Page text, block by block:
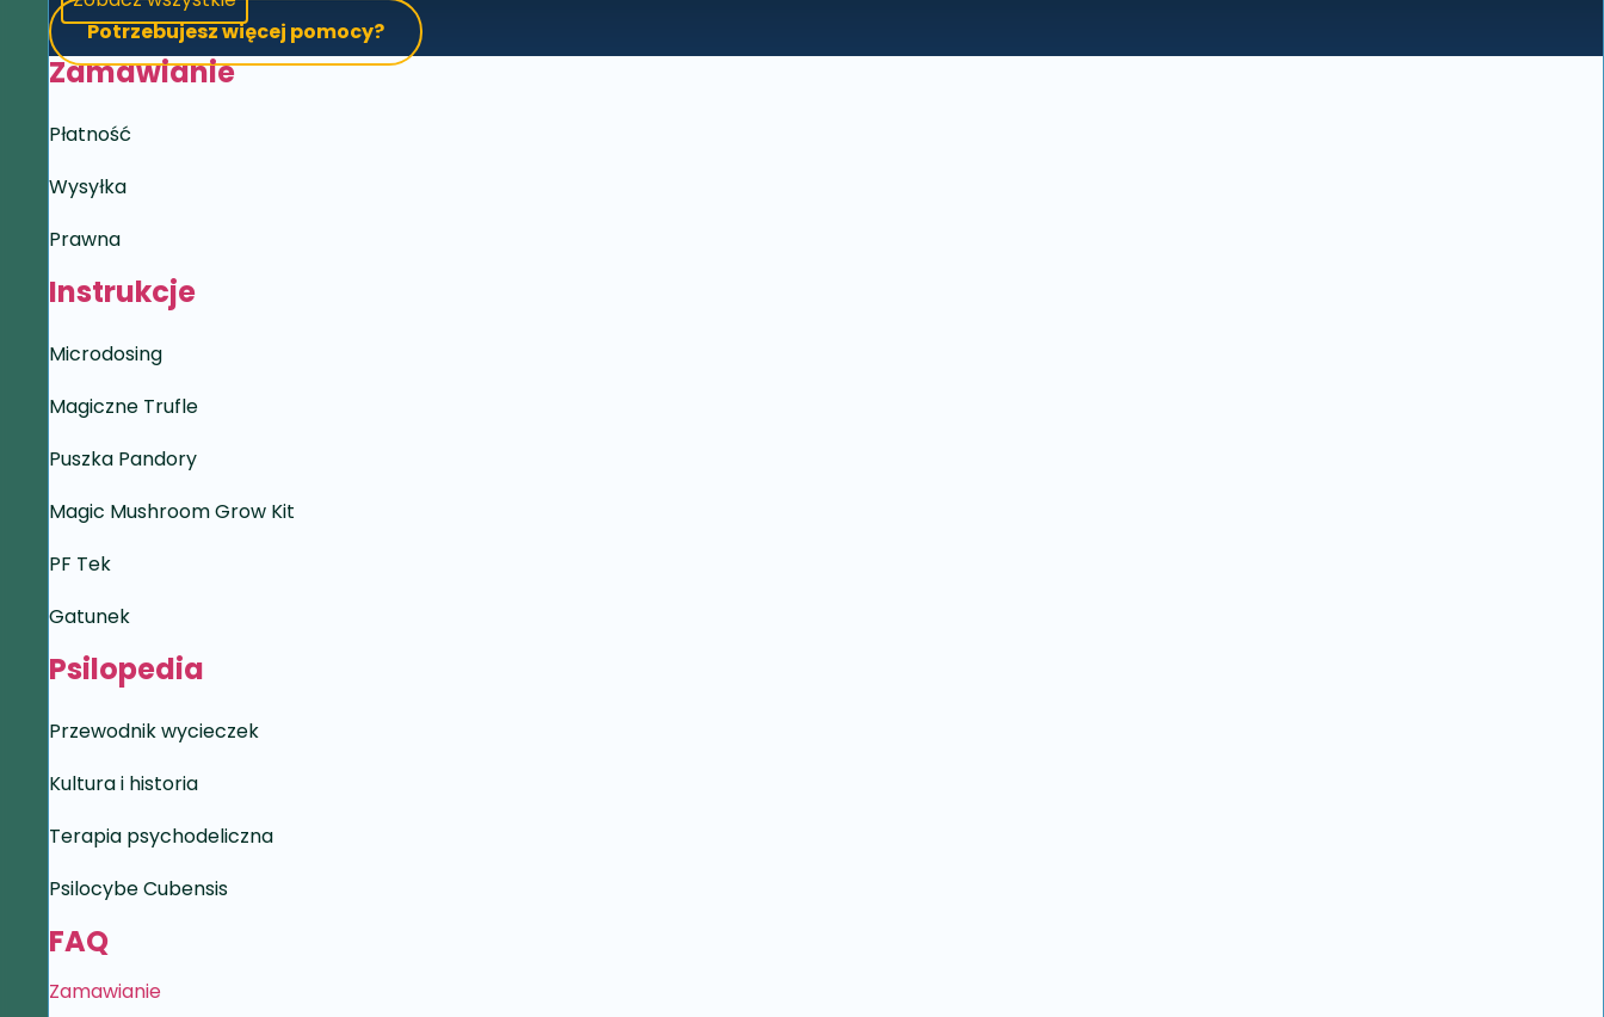
Potrzebujesz więcej pomocy?
Zamawianie
Płatność
Wysyłka
Prawna
Instrukcje
Microdosing
Magiczne Trufle
Puszka Pandory
Magic Mushroom Grow Kit
PF Tek
Gatunek
Psilopedia
Przewodnik wycieczek
Kultura i historia
Terapia psychodeliczna
Psilocybe Cubensis
FAQ
Zamawianie